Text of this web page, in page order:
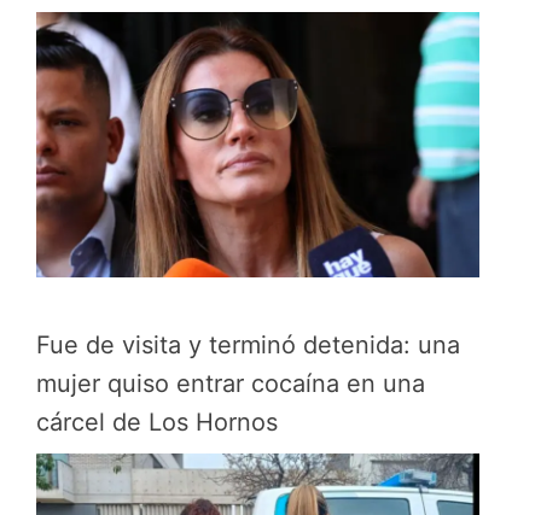
Fue de visita y terminó detenida: una
mujer quiso entrar cocaína en una
cárcel de Los Hornos